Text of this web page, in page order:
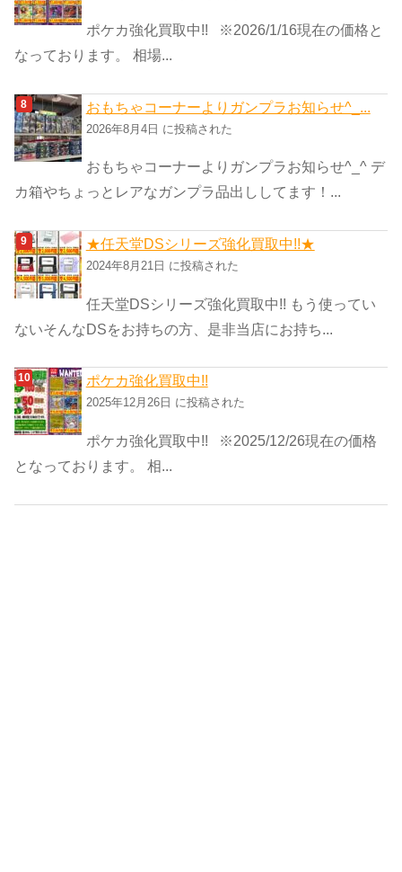
ポケカ強化買取中!! ※2026/1/16現在の価格と
なっております。 相場...
おもちゃコーナーよりガンプラお知らせ^_...
2026年8月4日 に投稿された
おもちゃコーナーよりガンプラお知らせ^_^ デ
カ箱やちょっとレアなガンプラ品出ししてます！...
★任天堂DSシリーズ強化買取中!!★
2024年8月21日 に投稿された
任天堂DSシリーズ強化買取中!! もう使ってい
ないそんなDSをお持ちの方、是非当店にお持ち...
ポケカ強化買取中!!
2025年12月26日 に投稿された
ポケカ強化買取中!! ※2025/12/26現在の価格
となっております。 相...